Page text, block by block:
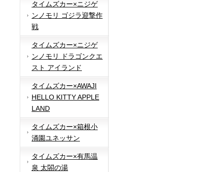
タイムズカー×ニジゲ
ンノモリ ゴジラ迎撃作
戦
タイムズカー×ニジゲ
ンノモリ ドラゴンクエ
スト アイランド
タイムズカー×AWAJI
HELLO KITTY APPLE
LAND
タイムズカー×箱根小
涌園ユネッサン
タイムズカー×有馬温
泉 太閤の湯